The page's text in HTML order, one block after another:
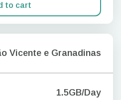
to cart
Vicente e Granadinas
1.5GB/Day